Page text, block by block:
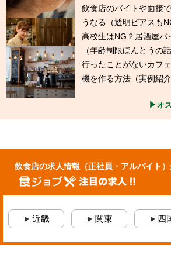
飲食店のバイトや面接
うなる（透明ピアスも
高校生はNG？居酒屋バ
（年齢制限ほんとうの話
行ったことがないカフ
機を作る方法（実例紹介
オ
飲食店の求人情報 （正社員・アルバイト）
近畿 関東 四